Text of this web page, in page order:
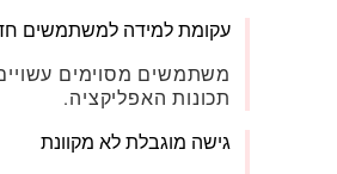
עקומת למידה למשתמשים
משתמשים מסוימים
תכונות האפליקציה.
גישה מוגבלת לא מקוונת